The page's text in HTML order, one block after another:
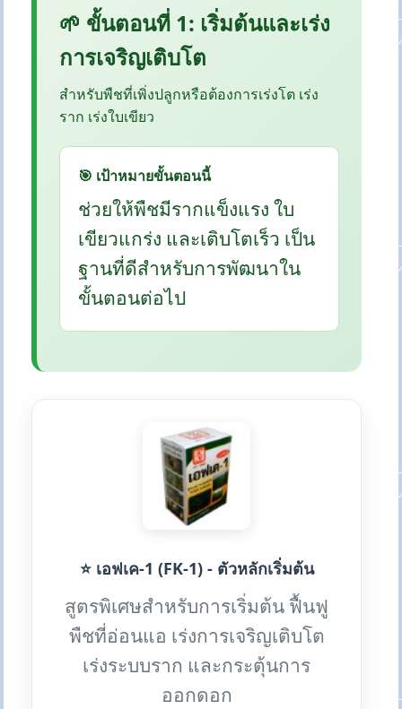
🌱 ขั้นตอนที่ 1: เริ่มต้นและเร่ง
การเจริญเติบโต
สำหรับพืชที่เพิ่งปลูกหรือต้องการเร่งโต เร่ง
ราก เร่งใบเขียว
🎯 เป้าหมายขั้นตอนนี้
ช่วยให้พืชมีรากแข็งแรง ใบ
เขียวแกร่ง และเติบโตเร็ว เป็น
ฐานที่ดีสำหรับการพัฒนาใน
ขั้นตอนต่อไป
⭐ เอฟเค-1 (FK-1) - ตัวหลักเริ่มต้น
สูตรพิเศษสำหรับการเริ่มต้น ฟื้นฟู
พืชที่อ่อนแอ เร่งการเจริญเติบโต
เร่งระบบราก และกระตุ้นการ
ออกดอก